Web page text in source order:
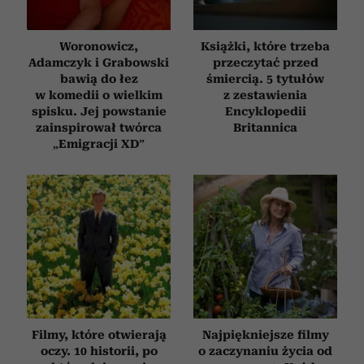
Woronowicz,
Adamczyk i Grabowski
bawią do łez
w komedii o wielkim
spisku. Jej powstanie
zainspirował twórca
„Emigracji XD”
Książki, które trzeba
przeczytać przed
śmiercią. 5 tytułów
z zestawienia
Encyklopedii
Britannica
Filmy, które otwierają
oczy. 10 historii, po
Najpiękniejsze filmy
o zaczynaniu życia od